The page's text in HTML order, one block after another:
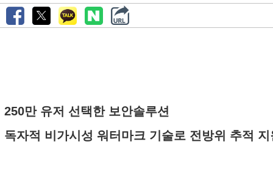
250만 유저 선택한 보안솔루션
독자적 비가시성 워터마크 기술로 전방위 추적 지